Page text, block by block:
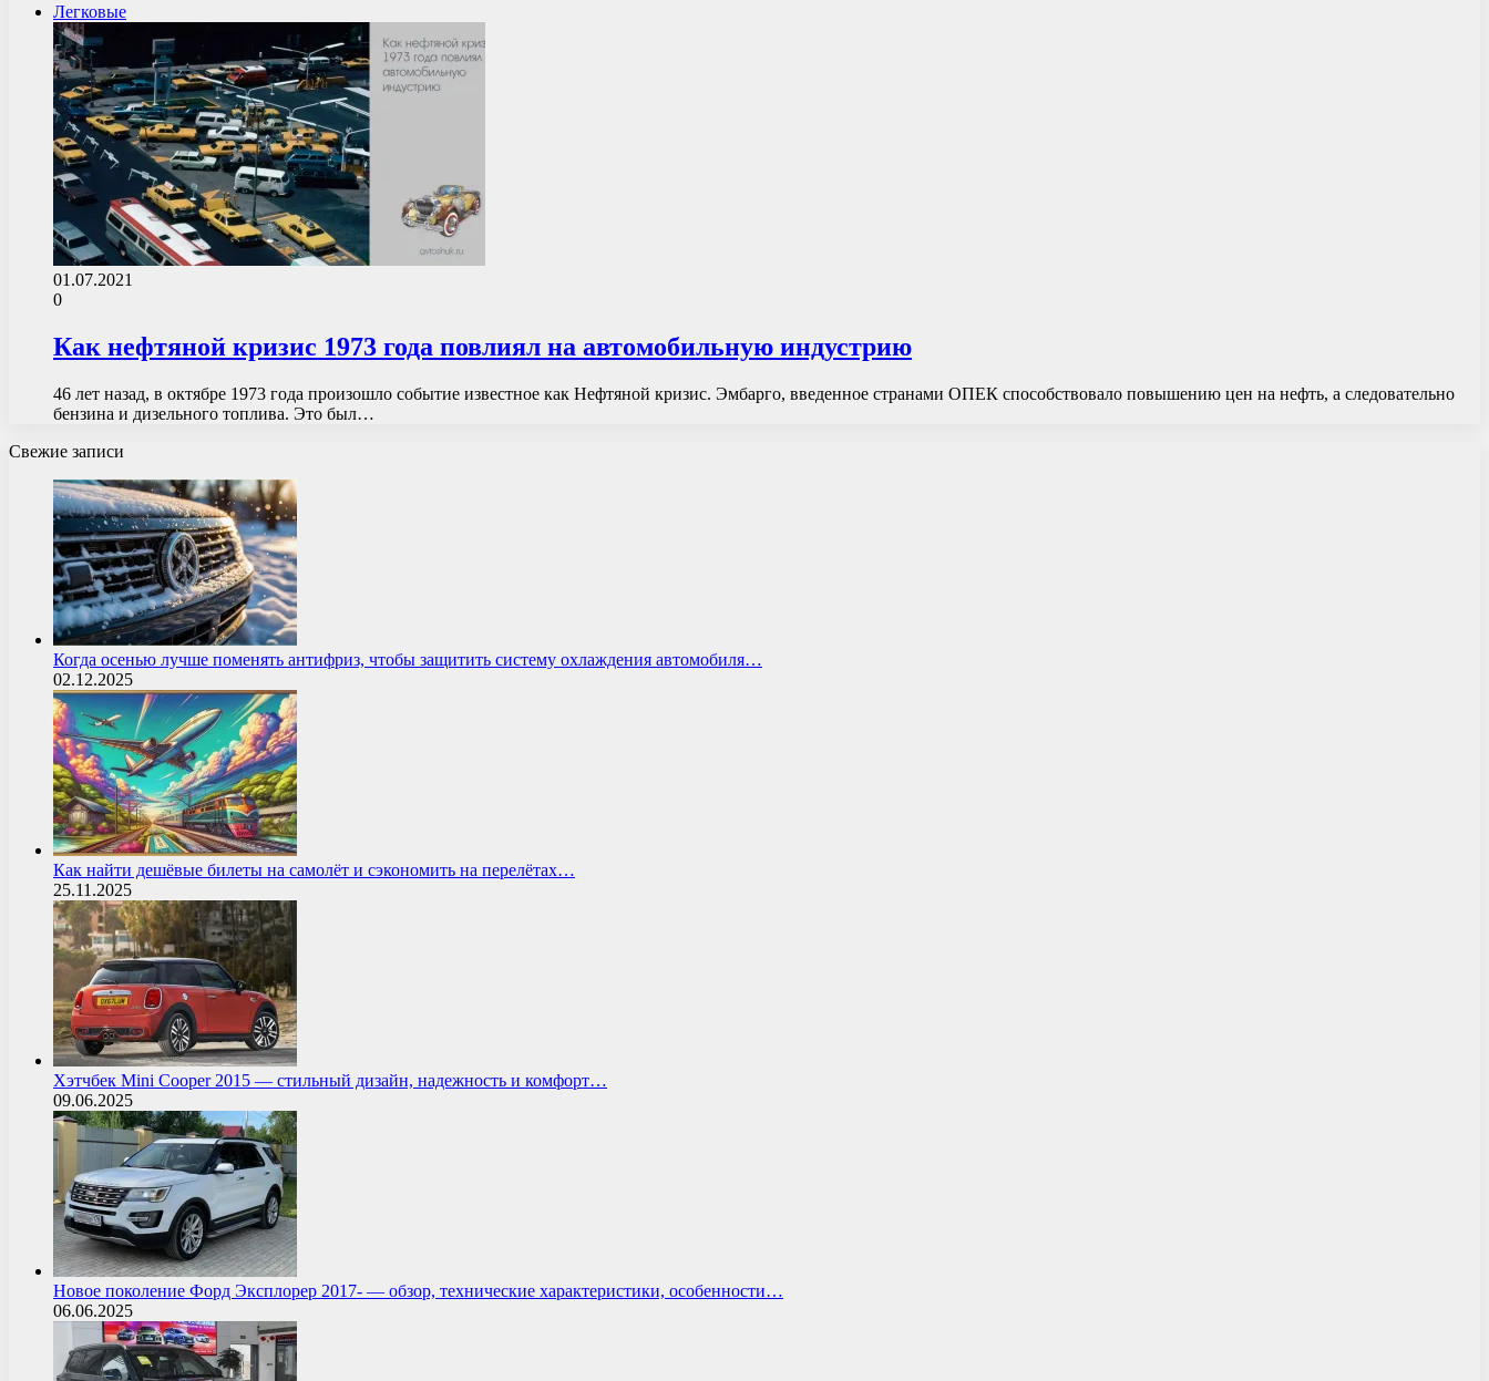
Легковые
01.07.2021
0
Как нефтяной кризис 1973 года повлиял на автомобильную индустрию
46 лет назад, в октябре 1973 года произошло событие известное как Нефтяной кризис. Эмбарго, введенное странами ОПЕК способствовало повышению цен на нефть, а следовательно
бензина и дизельного топлива. Это был…
Свежие записи
Когда осенью лучше поменять антифриз, чтобы защитить систему охлаждения автомобиля…
02.12.2025
Как найти дешёвые билеты на самолёт и сэкономить на перелётах…
25.11.2025
Хэтчбек Mini Cooper 2015 — стильный дизайн, надежность и комфорт…
09.06.2025
Новое поколение Форд Эксплорер 2017- — обзор, технические характеристики, особенности…
06.06.2025